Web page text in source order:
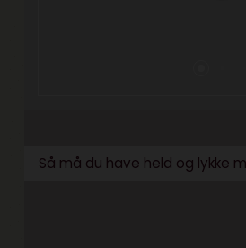
Så må du have held og lykke